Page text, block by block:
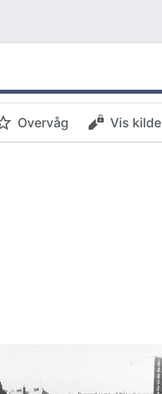
Overvåg Vis kilde